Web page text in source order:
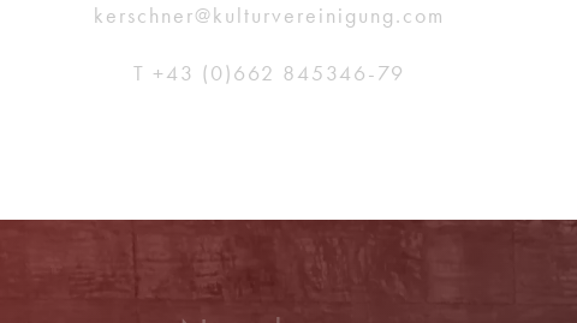
kerschner@kulturvereinigung.com
T +43 (0)662 845346-79